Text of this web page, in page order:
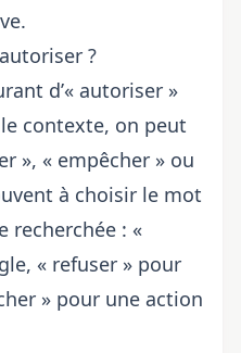
?
d’« autoriser »
contexte, on peut
», « empêcher » ou
à choisir le mot
recherchée : «
« refuser » pour
» pour une action